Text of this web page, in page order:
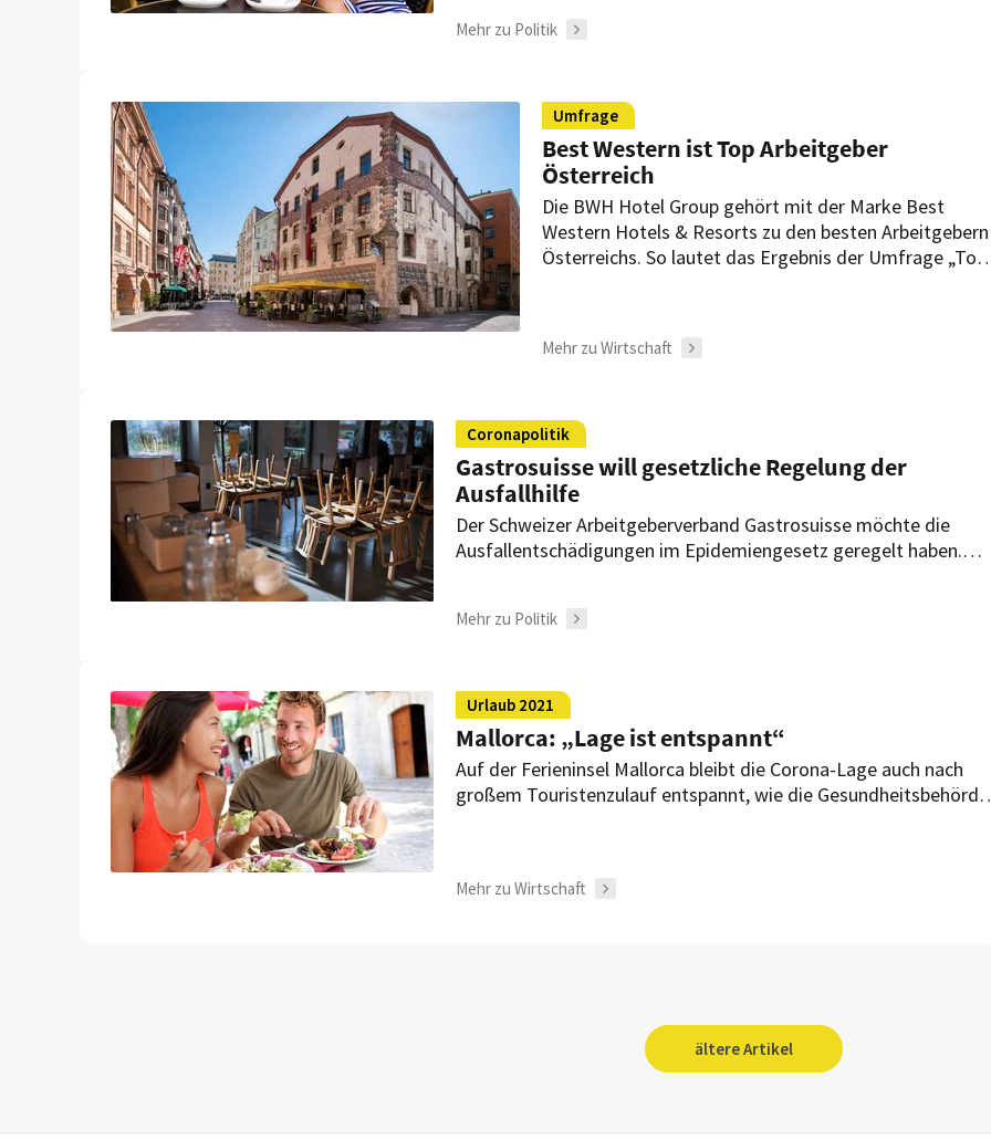
Mehr zu Politik
Umfrage
Best Western ist Top Arbeitgeber
Österreich
Die BWH Hotel Group gehört mit der Marke Best
Western Hotels & Resorts zu den besten Arbeitgebern
Österreichs. So lautet das Ergebnis der Umfrage „Top
Mehr zu Wirtschaft
Coronapolitik
Gastrosuisse will gesetzliche Regelung der
Ausfallhilfe
Der Schweizer Arbeitgeberverband Gastrosuisse möchte die
Ausfallentschädigungen im Epidemiengesetz geregelt haben.
Mehr zu Politik
Urlaub 2021
Mallorca: „Lage ist entspannt“
Auf der Ferieninsel Mallorca bleibt die Corona-Lage auch nach
großem Touristenzulauf entspannt, wie die
Mehr zu Wirtschaft
ältere Artikel